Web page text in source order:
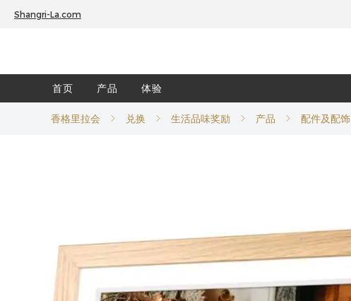
Shangri-La.com
首页 产品 体验
香格里拉会 兑换 生活品味奖励 产品 配件及配饰